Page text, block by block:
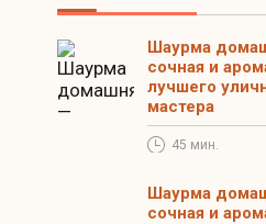
Шаурма
сочная и
лучшего
мастера
45 мин.
Шаурма
сочная и